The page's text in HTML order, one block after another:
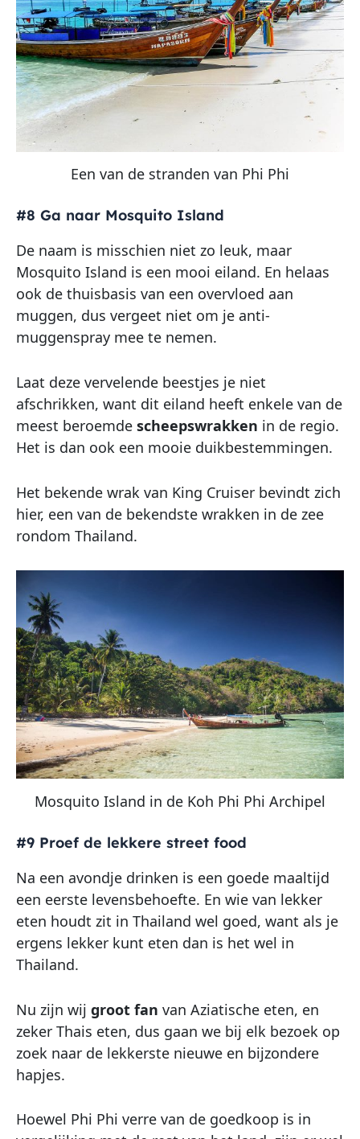
Een van de stranden van Phi Phi
#8 Ga naar Mosquito Island
De naam is misschien niet zo leuk, maar
Mosquito Island is een mooi eiland. En helaas
ook de thuisbasis van een overvloed aan
muggen, dus vergeet niet om je anti-
muggenspray mee te nemen.
Laat deze vervelende beestjes je niet
afschrikken, want dit eiland heeft enkele van de
meest beroemde scheepswrakken in de regio.
Het is dan ook een mooie duikbestemmingen.
Het bekende wrak van King Cruiser bevindt zich
hier, een van de bekendste wrakken in de zee
rondom Thailand.
Mosquito Island in de Koh Phi Phi Archipel
#9 Proef de lekkere street food
Na een avondje drinken is een goede maaltijd
een eerste levensbehoefte. En wie van lekker
eten houdt zit in Thailand wel goed, want als je
ergens lekker kunt eten dan is het wel in
Thailand.
Nu zijn wij groot fan van Aziatische eten, en
zeker Thais eten, dus gaan we bij elk bezoek op
zoek naar de lekkerste nieuwe en bijzondere
hapjes.
Hoewel Phi Phi verre van de goedkoop is in